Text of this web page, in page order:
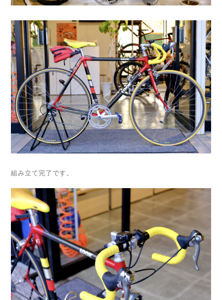
組み立て完了です。